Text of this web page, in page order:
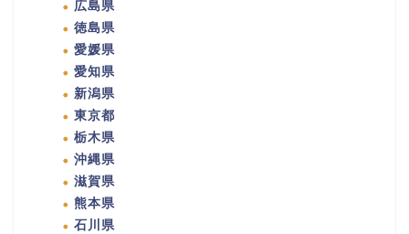
広島県
徳島県
愛媛県
愛知県
新潟県
東京都
栃木県
沖縄県
滋賀県
熊本県
石川県